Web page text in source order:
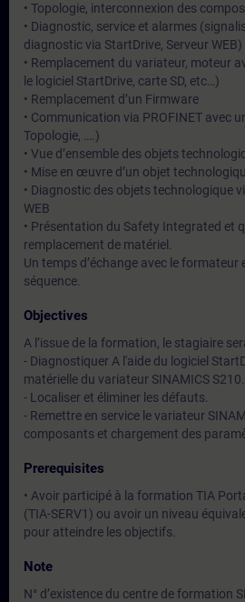
• Topologie, interconnexion des
• Diagnostic, service et alarmes
diagnostic via StartDrive, Serveur WEB)
• Remplacement du variateur, moteur
le logiciel StartDrive, carte SD, etc…)
• Remplacement d’un Firmware
• Communication via PROFINET avec
Topologie, ….)
• Vue d’ensemble des objets
• Mise en œuvre d’un objet
• Diagnostic des objets technologique
WEB
• Présentation du Safety Integrated et
remplacement de matériel.
Un temps d’échange avec le formateur
séquence.
Objectives
A l’issue de la formation, le stagiaire
- Diagnostiquer A l'aide du logiciel
matérielle du variateur SINAMICS S210.
- Localiser et éliminer les défauts.
- Remettre en service le variateur
composants et chargement des
Prerequisites
• Avoir participé à la formation TIA
(TIA-SERV1) ou avoir un niveau
pour atteindre les objectifs.
Note
N° d’existence du centre de formation